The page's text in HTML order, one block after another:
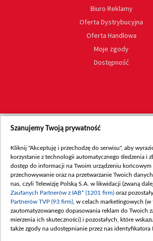
Biuro Reklamy
Oferta Dystrybucyjna
Oferta Handlowa
Moje zgody
Dostępność
Szanujemy Twoją prywatność
Kliknij "Akceptuję i przechodzę do serwisu", aby
korzystanie z technologii automatycznego śledzenia i
dostęp do informacji na Twoim urządzeniu końcowym
przechowywanie oraz na przetwarzanie Twoich
nas, czyli Telewizję Polską S.A. w likwidacji (zwaną dalej
Zaufanych Partnerów z IAB* (1201 firm) oraz
Partnerów TVP (93 firm) , w celach marketingowych
zautomatyzowanego dopasowania reklam do Twoich
mierzenia ich skuteczności) i pozostałych, które
także zgody na udostępnianie przez nas identyfikatora